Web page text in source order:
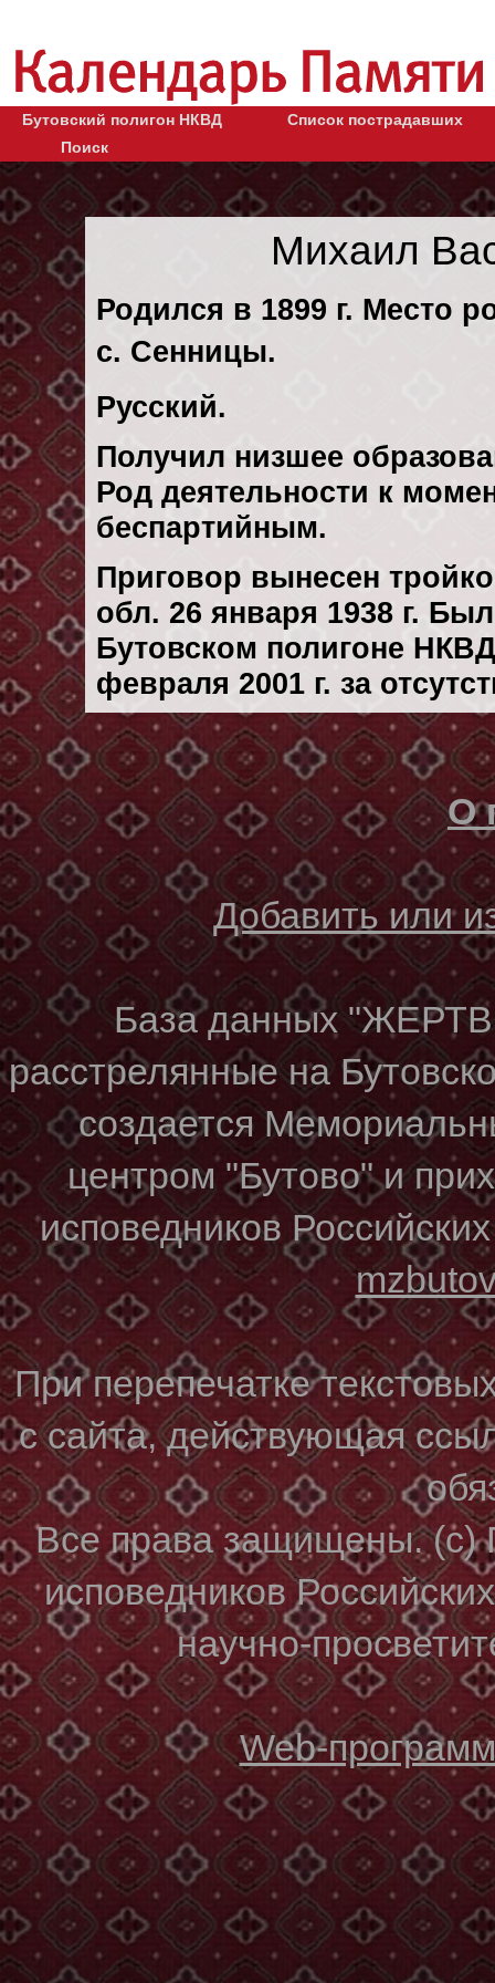
Бутовский полигон НКВД
Список пострадавших
Поиск
Михаил
Родился в 1899 г. Место
с. Сенницы.
Русский.
Получил низшее
Род деятельности к
беспартийным.
Приговор вынесен
обл. 26 января 1938 г.
Бутовском полигоне
февраля 2001 г. за
О
Добавить или
База данных
расстрелянные на
создается
центром "Бутово" и
исповедников
При перепечатке
с сайта, действующая
Все права защищены. (с)
исповедников
научно-
Web-